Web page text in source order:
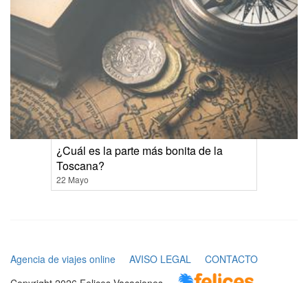
¿Cuál es la parte más bonita de la
Toscana?
22 Mayo
Agencia de viajes online AVISO LEGAL
CONTACTO